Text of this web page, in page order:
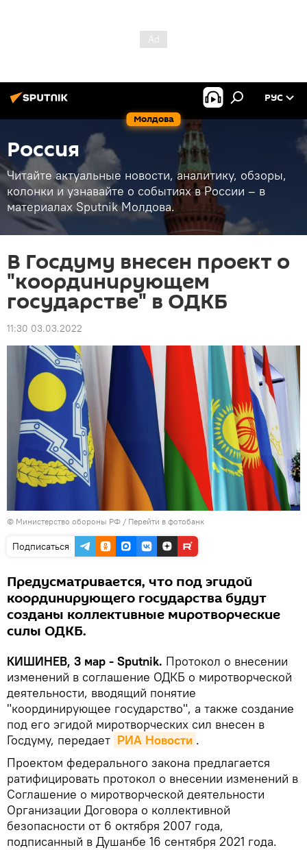
Молдова
РУС
Россия
Читайте актуальные новости, аналитику, обзоры,
колонки и узнавайте о событиях в России – в
материалах Sputnik Молдова.
В Госдуму внесен проект о
"координирующем
государстве" в ОДКБ
11:30 03.03.2022
© Министерство обороны РФ / Перейти в фотобанк
Подписаться
Предусматривается, что под эгидой
координирующего государства будут
созданы коллективные миротворческие
силы ОДКБ.
КИШИНЕВ, 3 мар - Sputnik. Протокол о внесении
изменений в соглашение ОДКБ о миротворческой
деятельности, вводящий понятие
"координирующее государство", а также создание
под его эгидой миротворческих сил внесен в
Госдуму, передает РИА Новости .
Проектом федерального закона предлагается
ратифицировать протокол о внесении изменений в
Соглашение о миротворческой деятельности
Организации Договора о коллективной
безопасности от 6 октября 2007 года,
подписанный в Душанбе 16 сентября 2021 года.